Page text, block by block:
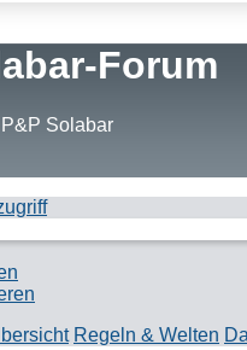
Forum
Solabar
Regeln & Welten